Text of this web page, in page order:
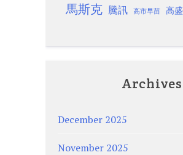
馬斯克 騰訊 高市早苗 高盛
Archives
December 2025
November 2025